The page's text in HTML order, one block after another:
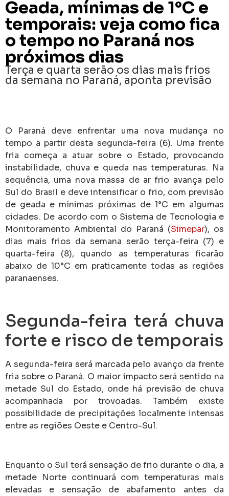
Geada, mínimas de 1°C e
temporais: veja como fica
o tempo no Paraná nos
próximos dias
Terça e quarta serão os dias mais frios
da semana no Paraná, aponta previsão
O Paraná deve enfrentar uma nova mudança no
tempo a partir desta segunda-feira (6). Uma frente
fria começa a atuar sobre o Estado, provocando
instabilidade, chuva e queda nas temperaturas. Na
sequência, uma nova massa de ar frio avança pelo
Sul do Brasil e deve intensificar o frio, com previsão
de geada e mínimas próximas de 1°C em algumas
cidades. De acordo com o Sistema de Tecnologia e
Monitoramento Ambiental do Paraná (Simepar), os
dias mais frios da semana serão terça-feira (7) e
quarta-feira (8), quando as temperaturas ficarão
abaixo de 10°C em praticamente todas as regiões
paranaenses.
Segunda-feira terá chuva
forte e risco de temporais
A segunda-feira será marcada pelo avanço da frente
fria sobre o Paraná. O maior impacto será sentido na
metade Sul do Estado, onde há previsão de chuva
acompanhada por trovoadas. Também existe
possibilidade de precipitações localmente intensas
entre as regiões Oeste e Centro-Sul.
Enquanto o Sul terá sensação de frio durante o dia, a
metade Norte continuará com temperaturas mais
elevadas e sensação de abafamento antes da